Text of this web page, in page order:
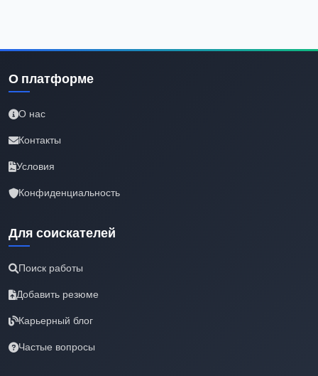
О платформе
О нас
Контакты
Условия
Конфиденциальность
Для соискателей
Поиск работы
Добавить резюме
Карьерный блог
Частые вопросы